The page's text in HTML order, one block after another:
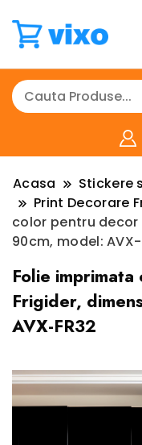
Acasa Stickere
Print Decorare
color pentru decor
90cm, model: AVX-
Folie
Frigider,
AVX-FR32